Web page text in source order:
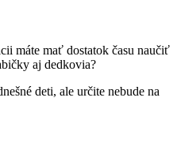
máte mať dostatok času naučiť
aj dedkovia?
deti, ale určite nebude na